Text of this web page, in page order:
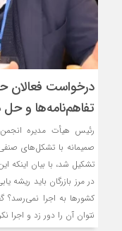
درخواست فعالان
تفاهم‌نامه‌ها و
رئیس هیأت مدیره
صمیمانه با تشکل‌های
تشکیل شد، با بیان اینکه
در مرز بازرگان باید ریشه
کشورها به اجرا نمی‌رسد؟
نتوان آن را دور زد و اجرا